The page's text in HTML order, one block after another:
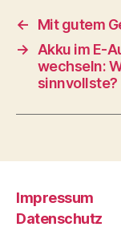
←
Mit gutem
→
Akku im E-
wechseln:
sinnvollste?
Impressum
Datenschutz